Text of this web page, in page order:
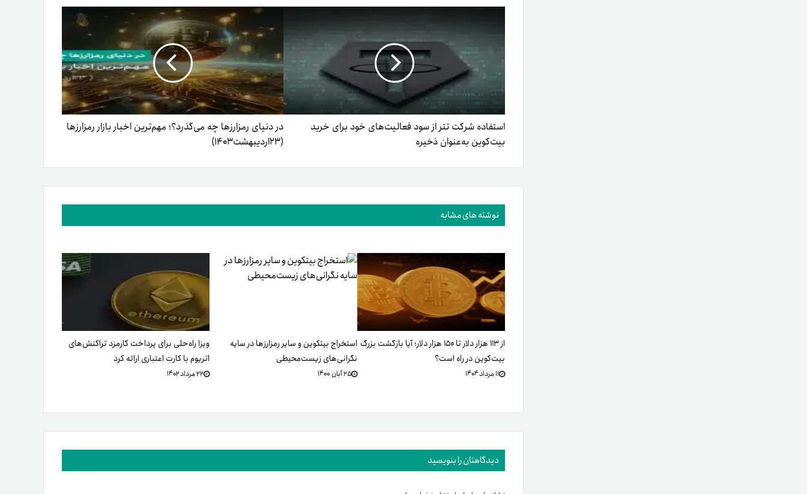
استفاده شرکت تتر از سود فعالیت‌های خود برای خرید
بیت‌کوین به‌عنوان ذخیره
در دنیای رمزارزها چه می‌گذرد؟؛ مهم‌ترین اخبار بازار رمزارزها
(۲۳اردیبهشت۱۴۰۳)
نوشته های مشابه
از ۱۱۳ هزار دلار تا ۱۵۰ هزار دلار؛ آیا بازگشت بزرگ
بیت‌کوین در راه است؟
۱۱ مرداد ۱۴۰۴
استخراج بیتکوین و سایر رمزارزها در سایه
نگرانی‌های زیست‌محیطی
۲۵ آبان ۱۴۰۰
ویزا راه‌حلی برای پرداخت کارمزد تراکنش‌های
اتریوم با کارت اعتباری ارائه کرد
۲۲ مرداد ۱۴۰۲
دیدگاهتان را بنویسید